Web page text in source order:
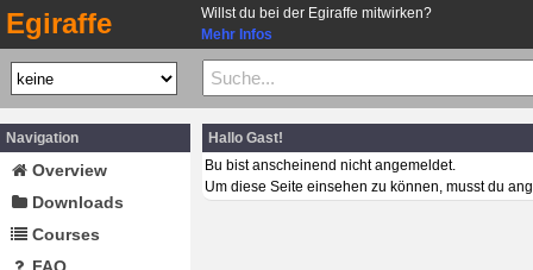
Egiraffe
Willst du bei der Egiraffe mitwirken?
Mehr Infos
Navigation
Overview
Downloads
Courses
Hallo Gast!
Bu bist anscheinend nicht angemeldet.
Um diese Seite einsehen zu können, musst du